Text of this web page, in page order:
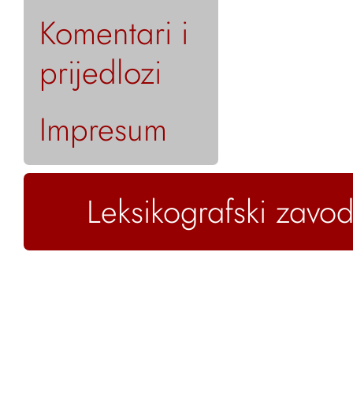
Komentari i
prijedlozi
Impresum
Leksikografski